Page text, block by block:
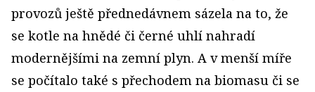
provozů ještě přednedávnem sázela na to, že
se kotle na hnědé či černé uhlí nahradí
modernějšími na zemní plyn. A v menší míře
se počítalo také s přechodem na biomasu či se